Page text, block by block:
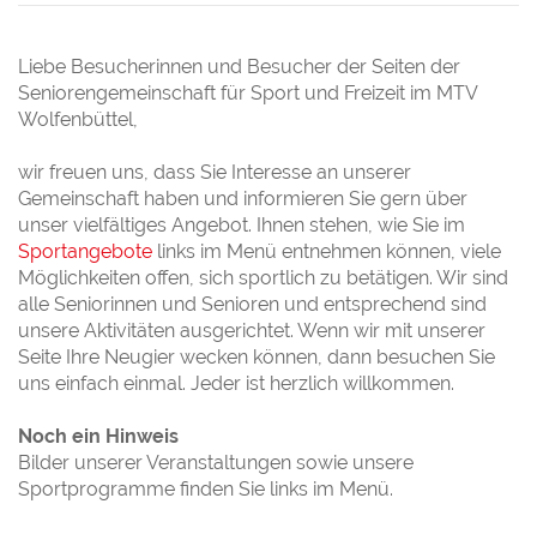
Liebe Besucherinnen und Besucher der Seiten der
Seniorengemeinschaft für Sport und Freizeit im MTV
Wolfenbüttel,
wir freuen uns, dass Sie Interesse an unserer
Gemeinschaft haben und informieren Sie gern über
unser vielfältiges Angebot. Ihnen stehen, wie Sie im
Sportangebote links im Menü entnehmen können, viele
Möglichkeiten offen, sich sportlich zu betätigen. Wir sind
alle Seniorinnen und Senioren und entsprechend sind
unsere Aktivitäten ausgerichtet. Wenn wir mit unserer
Seite Ihre Neugier wecken können, dann besuchen Sie
uns einfach einmal. Jeder ist herzlich willkommen.
Noch ein Hinweis
Bilder unserer Veranstaltungen sowie unsere
Sportprogramme finden Sie links im Menü.